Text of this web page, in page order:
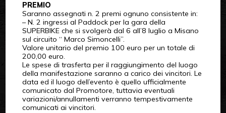
PREMIO
Saranno assegnati n. 2 premi ognuno consistente in:
– N. 2 ingressi al Paddock per la gara della
SUPERBIKE che si svolgerà dal 6 all’8 luglio a Misano
sul circuito “ Marco Simoncelli”.
Valore unitario del premio 100 euro per un totale di
200,00 euro.
Le spese di trasferta per il raggiungimento del luogo
della manifestazione saranno a carico dei vincitori. Le
data ed il luogo dell’evento è quello ufficialmente
comunicato dal Promotore, tuttavia eventuali
variazioni/annullamenti verranno tempestivamente
comunicati ai vincitori.